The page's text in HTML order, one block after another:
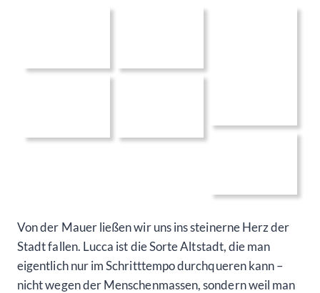
Von der Mauer ließen wir uns ins steinerne Herz der
Stadt fallen. Lucca ist die Sorte Altstadt, die man
eigentlich nur im Schritttempo durchqueren kann –
nicht wegen der Menschenmassen, sondern weil man